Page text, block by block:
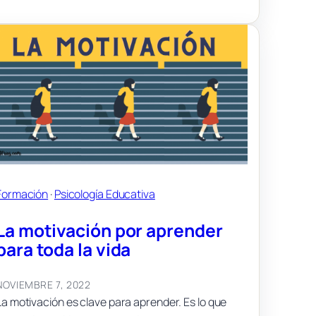
en
el
ámbito
educativo
· Psicología Educativa
motivación por aprender
toda la vida
7, 2022
motivación es clave para aprender. Es lo que